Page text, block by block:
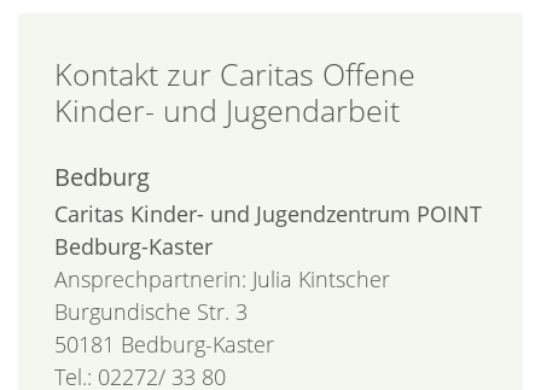
Kontakt zur Caritas Offene
Kinder- und Jugendarbeit
Bedburg
Caritas Kinder- und Jugendzentrum POINT
Bedburg-Kaster
Ansprechpartnerin: Julia Kintscher
Burgundische Str. 3
50181 Bedburg-Kaster
Tel.: 02272/ 33 80